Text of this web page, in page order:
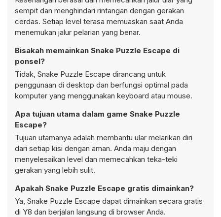
sempit dan menghindari rintangan dengan gerakan
cerdas. Setiap level terasa memuaskan saat Anda
menemukan jalur pelarian yang benar.
Bisakah memainkan Snake Puzzle Escape di
ponsel?
Tidak, Snake Puzzle Escape dirancang untuk
penggunaan di desktop dan berfungsi optimal pada
komputer yang menggunakan keyboard atau mouse.
Apa tujuan utama dalam game Snake Puzzle
Escape?
Tujuan utamanya adalah membantu ular melarikan diri
dari setiap kisi dengan aman. Anda maju dengan
menyelesaikan level dan memecahkan teka-teki
gerakan yang lebih sulit.
Apakah Snake Puzzle Escape gratis dimainkan?
Ya, Snake Puzzle Escape dapat dimainkan secara gratis
di Y8 dan berjalan langsung di browser Anda.